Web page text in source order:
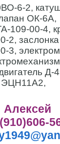
6-2,
ОК-6А,
109-00-4,
2,
3,
Д-
ЭЦН11А2,
Алексей